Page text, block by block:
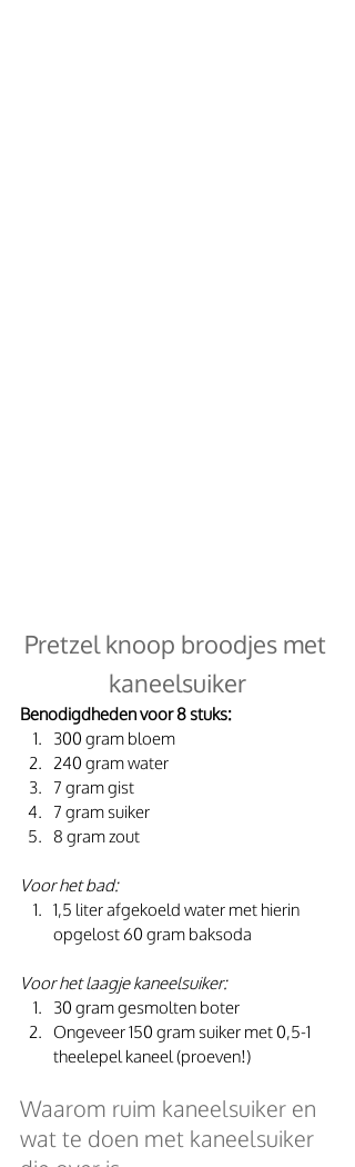
Pretzel knoop broodjes met
kaneelsuiker
Benodigdheden voor 8 stuks:
300 gram bloem
240 gram water
7 gram gist
7 gram suiker
8 gram zout
Voor het bad:
1,5 liter afgekoeld water met hierin
opgelost 60 gram baksoda
Voor het laagje kaneelsuiker:
30 gram gesmolten boter
Ongeveer 150 gram suiker met 0,5-1
theelepel kaneel (proeven!)
Waarom ruim kaneelsuiker en
wat te doen met kaneelsuiker